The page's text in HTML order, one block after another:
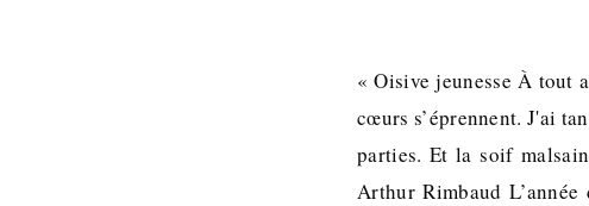
« Oisive jeunesse À tout
cœurs s’éprennent. J'ai
parties. Et la soif
Arthur Rimbaud